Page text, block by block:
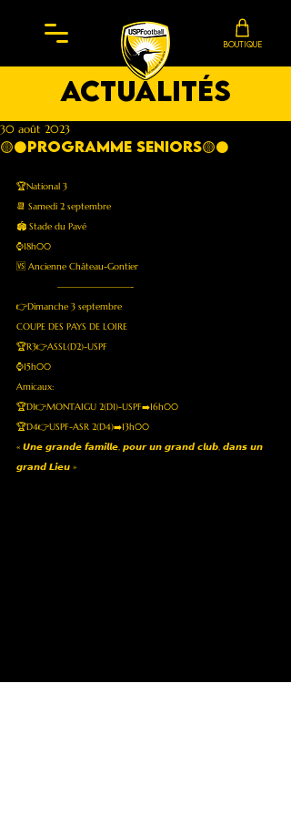
BOUTIQUE
actualités
🟡⚫️PROGRAMME SENIORS🟡⚫️
30 août 2023
🏆National 3
📆 Samedi 2 septembre
🏟 Stade du Pavé
⌚️18h00
🆚 Ancienne Château-Gontier
               ————————-
👉Dimanche 3 septembre
COUPE DES PAYS DE LOIRE
🏆R3👉ASSL(D2)-USPF
⌚️15h00
Amicaux:
🏆D1👉MONTAIGU 2(D1)-USPF➡️16h00
🏆D4👉USPF-ASR 2(D4)➡️13h00
« 𝙐𝙣𝙚 𝙜𝙧𝙖𝙣𝙙𝙚 𝙛𝙖𝙢𝙞𝙡𝙡𝙚, 𝙥𝙤𝙪𝙧 𝙪𝙣 𝙜𝙧𝙖𝙣𝙙 𝙘𝙡𝙪𝙗, 𝙙𝙖𝙣𝙨 𝙪𝙣
𝙜𝙧𝙖𝙣𝙙 𝙇𝙞𝙚𝙪 »